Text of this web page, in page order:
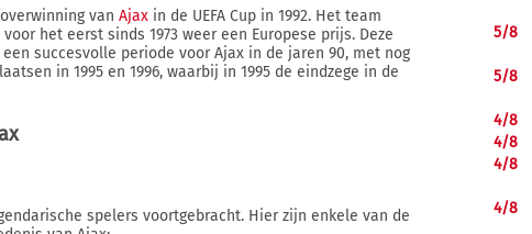
van Ajax in de UEFA Cup in 1992. Het team
het eerst sinds 1973 weer een Europese prijs. Deze
succesvolle periode voor Ajax in de jaren 90, met nog
in 1995 en 1996, waarbij in 1995 de eindzege in de
spelers voortgebracht. Hier zijn enkele van de
5/8
5/8
4/8
4/8
4/8
4/8